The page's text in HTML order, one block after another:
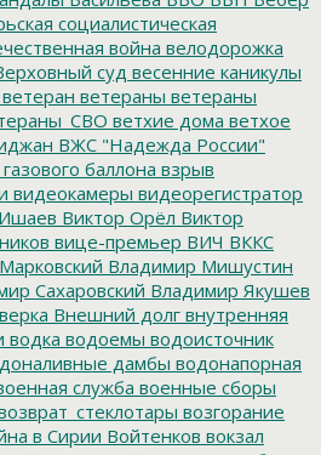
социалистическая
война велодорожка
суд весенние каникулы
ветеран ветераны ветераны
ветхие дома ветхое
ВЖС "Надежда России"
баллона взрыв
видеокамеры видеорегистратор
Виктор Орёл Виктор
вице-премьер ВИЧ ВККС
Владимир Мишустин
Сахаровский Владимир Якушев
Внешний долг внутренняя
водка водоемы водоисточник
дамбы водонапорная
служба военные сборы
возгорание
в Сирии Войтенков вокзал